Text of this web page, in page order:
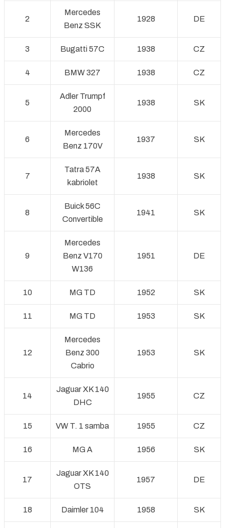
2
Mercedes
Benz SSK
1928 DE
3 Bugatti 57C 1938 CZ
4 BMW 327 1938 CZ
5
Adler Trumpf
2000
1938 SK
6
Mercedes
Benz 170V
1937 SK
7
Tatra 57A
kabriolet
1938 SK
8
Buick 56C
Convertible
1941 SK
9
Mercedes
Benz V170
W136
1951 DE
10 MG TD 1952 SK
11 MG TD 1953 SK
12
Mercedes
Benz 300
Cabrio
1953 SK
14
Jaguar XK 140
DHC
1955 CZ
15 VW T. 1 samba 1955 CZ
16 MG A 1956 SK
17
Jaguar XK 140
OTS
1957 DE
18 Daimler 104 1958 SK